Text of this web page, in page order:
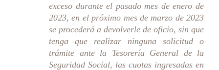
exceso durante el pasado mes de enero de
2023, en el próximo mes de marzo de 2023
se procederá a devolverle de oficio, sin que
tenga que realizar ninguna solicitud o
trámite ante la Tesorería General de la
Seguridad Social, las cuotas ingresadas en